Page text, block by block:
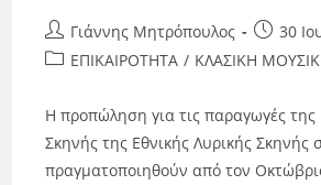
Γιάννης Μητρόπουλος
30
ΕΠΙΚΑΙΡΟΤΗΤΑ / ΚΛΑΣΙΚΗ
H προπώληση για τις παραγωγές της
Σκηνής της Εθνικής Λυρικής
πραγματοποιηθούν από τον